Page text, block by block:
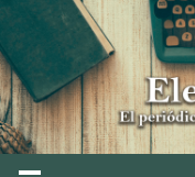
Skip
to
content
Elescritor.es
El periódico digital de